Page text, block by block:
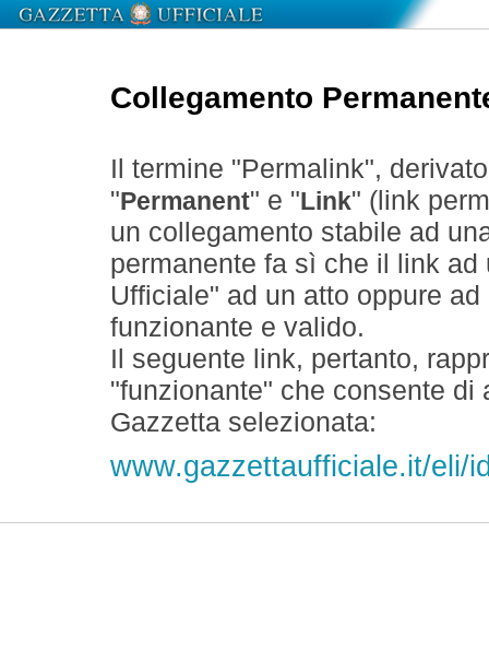
Collegamento
Il termine "Permalink",
" Permanent" e " Link" (link
un collegamento stabile ad
permanente fa sì che il link
Ufficiale" ad un atto oppure
funzionante e valido.
Il seguente link, pertanto,
"funzionante" che consente
Gazzetta selezionata:
www.gazzettaufficiale.it/eli/